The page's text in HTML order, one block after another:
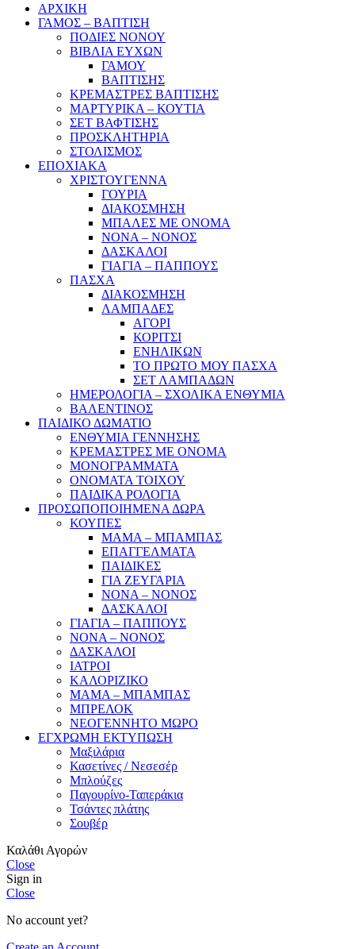
ΑΡΧΙΚΗ
ΓΑΜΟΣ – ΒΑΠΤΙΣΗ
ΠΟΔΙΕΣ ΝΟΝΟΥ
ΒΙΒΛΙΑ ΕΥΧΩΝ
ΓΑΜΟΥ
ΒΑΠΤΙΣΗΣ
ΚΡΕΜΑΣΤΡΕΣ ΒΑΠΤΙΣΗΣ
ΜΑΡΤΥΡΙΚΑ – ΚΟΥΤΙΑ
ΣΕΤ ΒΑΦΤΙΣΗΣ
ΠΡΟΣΚΛΗΤΗΡΙΑ
ΣΤΟΛΙΣΜΟΣ
ΕΠΟΧΙΑΚΑ
ΧΡΙΣΤΟΥΓΕΝΝΑ
ΓΟΥΡΙΑ
ΔΙΑΚΟΣΜΗΣΗ
ΜΠΑΛΕΣ ΜΕ ΟΝΟΜΑ
ΝΟΝΑ – ΝΟΝΟΣ
ΔΑΣΚΑΛΟΙ
ΓΙΑΓΙΑ – ΠΑΠΠΟΥΣ
ΠΑΣΧΑ
ΔΙΑΚΟΣΜΗΣΗ
ΛΑΜΠΑΔΕΣ
ΑΓΟΡΙ
ΚΟΡΙΤΣΙ
ΕΝΗΛΙΚΩΝ
ΤΟ ΠΡΩΤΟ ΜΟΥ ΠΑΣΧΑ
ΣΕΤ ΛΑΜΠΑΔΩΝ
ΗΜΕΡΟΛΟΓΙΑ – ΣΧΟΛΙΚΑ ΕΝΘΥΜΙΑ
ΒΑΛΕΝΤΙΝΟΣ
ΠΑΙΔΙΚΟ ΔΩΜΑΤΙΟ
ΕΝΘΥΜΙΑ ΓΕΝΝΗΣΗΣ
ΚΡΕΜΑΣΤΡΕΣ ΜΕ ΟΝΟΜΑ
ΜΟΝΟΓΡΑΜΜΑΤΑ
ΟΝΟΜΑΤΑ ΤΟΙΧΟΥ
ΠΑΙΔΙΚΑ ΡΟΛΟΓΙΑ
ΠΡΟΣΩΠΟΠΟΙΗΜΕΝΑ ΔΩΡΑ
ΚΟΥΠΕΣ
ΜΑΜΑ – ΜΠΑΜΠΑΣ
ΕΠΑΓΓΕΛΜΑΤΑ
ΠΑΙΔΙΚΕΣ
ΓΙΑ ΖΕΥΓΑΡΙΑ
ΝΟΝΑ – ΝΟΝΟΣ
ΔΑΣΚΑΛΟΙ
ΓΙΑΓΙΑ – ΠΑΠΠΟΥΣ
ΝΟΝΑ – ΝΟΝΟΣ
ΔΑΣΚΑΛΟΙ
ΙΑΤΡΟΙ
ΚΑΛΟΡΙΖΙΚΟ
ΜΑΜΑ – ΜΠΑΜΠΑΣ
ΜΠΡΕΛΟΚ
ΝΕΟΓΕΝΝΗΤΟ ΜΩΡΟ
ΕΓΧΡΩΜΗ ΕΚΤΥΠΩΣΗ
Μαξιλάρια
Κασετίνες / Νεσεσέρ
Μπλούζες
Παγουρίνο-Ταπεράκια
Τσάντες πλάτης
Σουβέρ
Καλάθι Αγορών
Close
Sign in
Close
No account yet?